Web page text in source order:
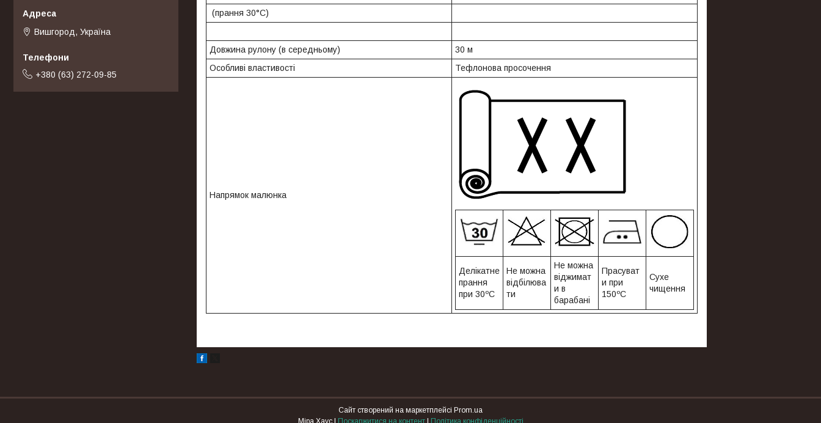
(прання 30°C)
Довжина рулону (в середньому)
30 м
Особливі властивості
Тефлонова просочення
Напрямок малюнка
Делікатне
прання
при 30ºС
Не можна
відбілюва
ти
Не можна
віджимат
и в
барабані
Прасуват
и при
150ºС
Сухе
чищення
Вишгород, Україна
+380 (63) 272-09-85
Сайт створений на маркетплейсі Prom.ua
Міра Хаус | Поскаржитися на контент | Політика конфіденційності